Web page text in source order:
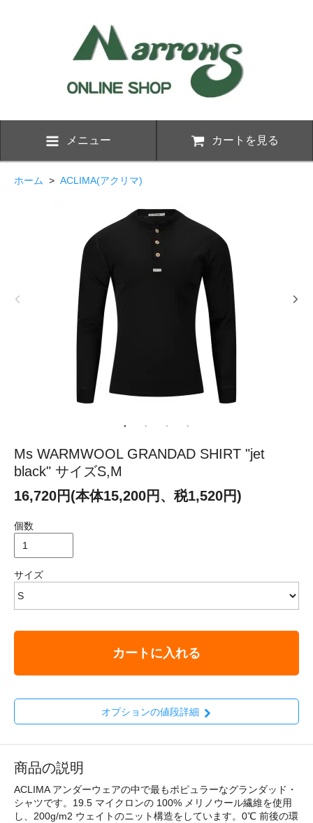
メニュー カートを見る
ホーム > ACLIMA(アクリマ)
Ms WARMWOOL GRANDAD SHIRT "jet
black" サイズS,M
16,720円(本体15,200円、税1,520円)
個数
サイズ
カートに入れる
オプションの値段詳細
商品の説明
ACLIMA アンダーウェアの中で最もポピュラーなグランダッド・
シャツです。19.5 マイクロンの 100% メリノウール繊維を使用
し、200g/m2 ウェイトのニット構造をしています。0℃ 前後の環